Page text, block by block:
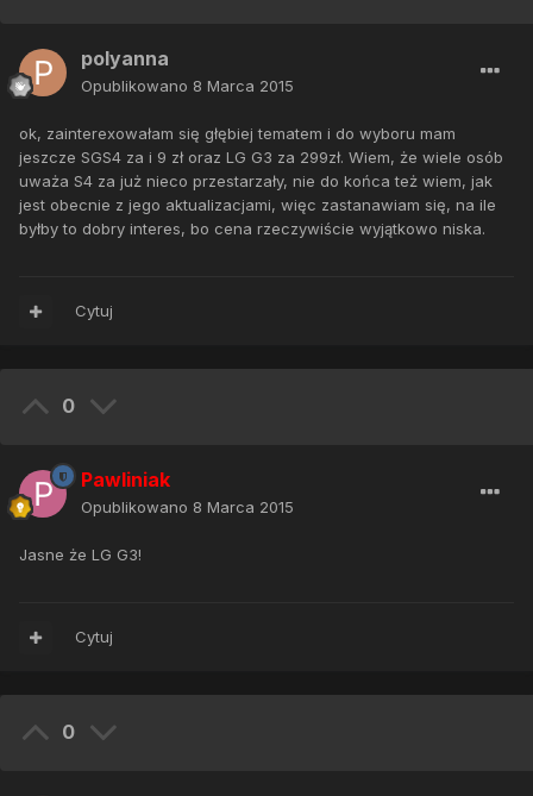
polyanna
Opublikowano 8 Marca 2015
ok, zainterexowałam się głębiej tematem i do wyboru mam
jeszcze SGS4 za i 9 zł oraz LG G3 za 299zł. Wiem, że wiele osób
uważa S4 za już nieco przestarzały, nie do końca też wiem, jak
jest obecnie z jego aktualizacjami, więc zastanawiam się, na ile
byłby to dobry interes, bo cena rzeczywiście wyjątkowo niska.
Cytuj
0
Pawliniak
Opublikowano 8 Marca 2015
Jasne że LG G3!
Cytuj
0